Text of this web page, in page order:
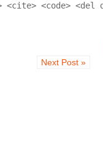
<code> <del
Next Post »